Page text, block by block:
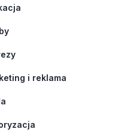
i reklama